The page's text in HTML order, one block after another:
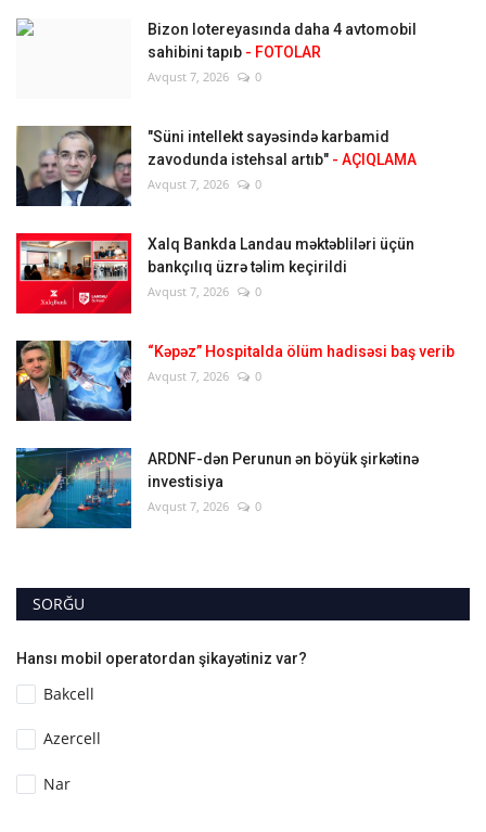
Bizon lotereyasında daha 4 avtomobil
sahibini tapıb - FOTOLAR
Avqust 7, 2026 0
"Süni intellekt sayəsində karbamid
zavodunda istehsal artıb" - AÇIQLAMA
Avqust 7, 2026 0
Xalq Bankda Landau məktəbliləri üçün
bankçılıq üzrə təlim keçirildi
Avqust 7, 2026 0
“Kəpəz” Hospitalda ölüm hadisəsi baş verib
Avqust 7, 2026 0
ARDNF-dən Perunun ən böyük şirkətinə
investisiya
Avqust 7, 2026 0
SORĞU
Hansı mobil operatordan şikayətiniz var?
Bakcell
Azercell
Nar